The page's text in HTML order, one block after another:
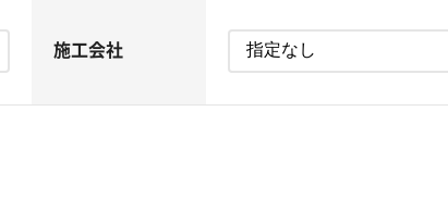
施工会社